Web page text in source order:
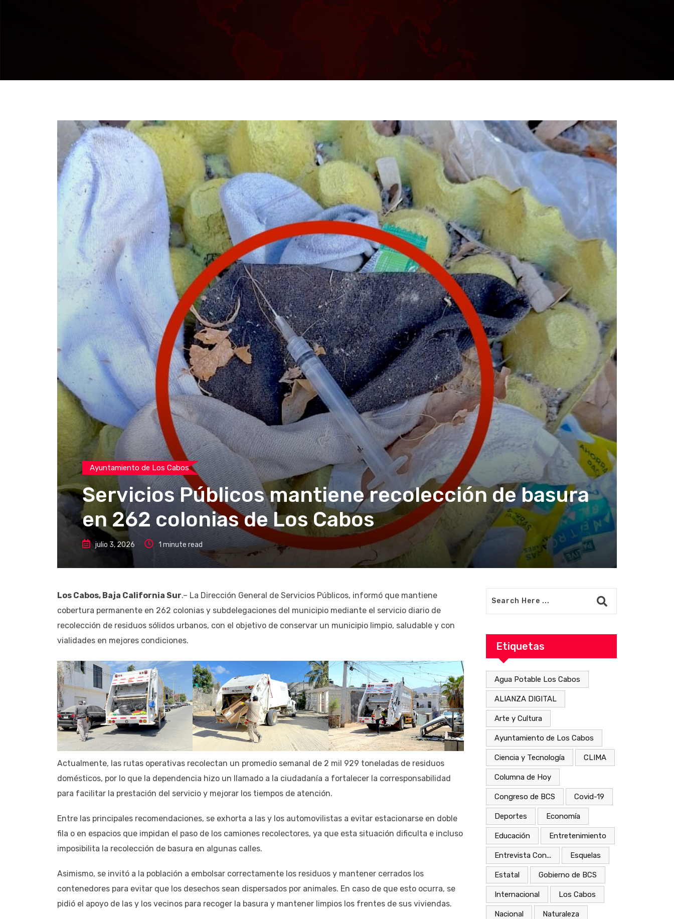
Ayuntamiento de Los Cabos
Servicios Públicos mantiene recolección de basura
en 262 colonias de Los Cabos
julio 3, 2026 1 minute read
Los Cabos, Baja California Sur.– La Dirección General de Servicios Públicos, informó que mantiene
cobertura permanente en 262 colonias y subdelegaciones del municipio mediante el servicio diario de
recolección de residuos sólidos urbanos, con el objetivo de conservar un municipio limpio, saludable y con
vialidades en mejores condiciones.
Actualmente, las rutas operativas recolectan un promedio semanal de 2 mil 929 toneladas de residuos
domésticos, por lo que la dependencia hizo un llamado a la ciudadanía a fortalecer la corresponsabilidad
para facilitar la prestación del servicio y mejorar los tiempos de atención.
Entre las principales recomendaciones, se exhorta a las y los automovilistas a evitar estacionarse en doble
fila o en espacios que impidan el paso de los camiones recolectores, ya que esta situación dificulta e incluso
imposibilita la recolección de basura en algunas calles.
Asimismo, se invitó a la población a embolsar correctamente los residuos y mantener cerrados los
contenedores para evitar que los desechos sean dispersados por animales. En caso de que esto ocurra, se
pidió el apoyo de las y los vecinos para recoger la basura y mantener limpios los frentes de sus viviendas.
Etiquetas
Agua Potable Los Cabos
ALIANZA DIGITAL
Arte y Cultura
Ayuntamiento de Los Cabos
Ciencia y Tecnología CLIMA
Columna de Hoy
Congreso de BCS Covid-19
Deportes Economía
Educación Entretenimiento
Entrevista Con... Esquelas
Estatal Gobierno de BCS
Internacional Los Cabos
Nacional Naturaleza